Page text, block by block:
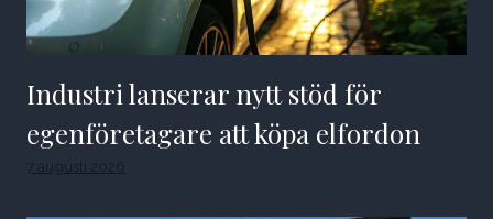
Industri lanserar nytt stöd för
egenföretagare att köpa elfordon
7 augusti 2026